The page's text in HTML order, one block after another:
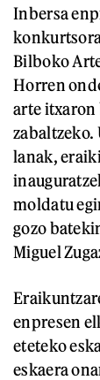
Inbersa
Bilboko
Horren
arte itxaron
lanak,
moldatu
gozo
Miguel
enpresen
eteteko
eskaera